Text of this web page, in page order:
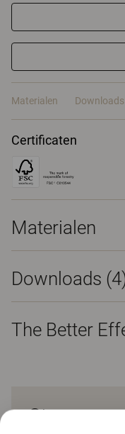
Materialen
Certificaten
Materialen
Downloads (4
The Better
Sture